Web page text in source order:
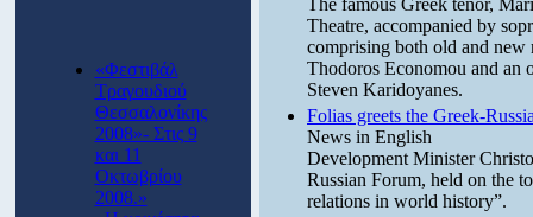
«Φεστιβάλ
Τραγουδιού
Θεσσαλονίκης
2008»- Στις 9
και 11
Οκτωβρίου
2008.»
The famous Greek tenor,
Theatre, accompanied by
comprising both old and
Thodoros Economou and an
Steven Karidoyanes.
Folias greets the Greek-
News in English
Development Minister
Russian Forum, held on the
relations in world history”.